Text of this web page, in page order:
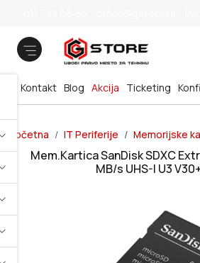
Blog Akcija
Kontakt Ticketing
Početna IT Periferije Memorijske
Mem.Kartica SanDisk SDXC
MB/s UHS-I U3